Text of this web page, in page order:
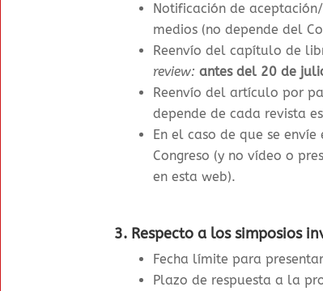
Notificación de
medios (no depende del
Reenvío del capítulo de
review: antes del 20 de
Reenvío del artículo por
depende de cada revista
En el caso de que se
Congreso (y no vídeo o
en esta web).
3. Respecto a los simposios
Fecha límite para
Plazo de respuesta a la